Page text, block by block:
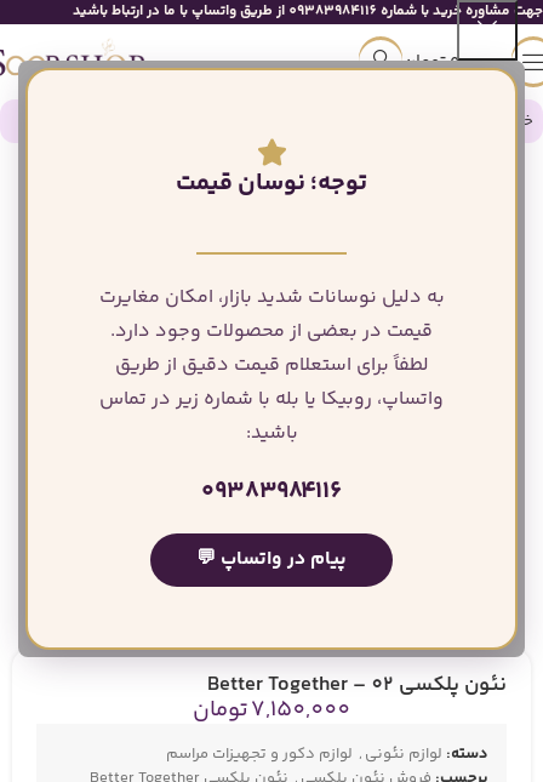
توجه؛ نوسان قیمت
به دلیل نوسانات شدید بازار، امکان مغایرت
قیمت در بعضی از محصولات وجود دارد.
لطفاً برای استعلام قیمت دقیق از طریق
واتساپ، روبیکا یا بله با شماره زیر در تماس
باشید:
۰۹۳۸۳۹۸۴۱۱۶
پیام در واتساپ 💬
جهت مشاوره خرید با شماره 09383984116 از طریق واتساپ با ما در ارتباط باشید
0تومان
خانه
بزرگنمایی تصویر
نئون پلکسی Better Together – 02
7,150,000تومان
دسته: لوازم نئونی , لوازم دکور و تجهیزات مراسم